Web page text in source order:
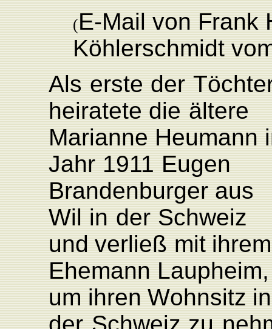
(E-Mail von Frank
Köhlerschmidt
Als erste der
heiratetedie ältere
Marianne Heumann
Jahr 1911 Eugen
Brandenburger aus
Wil in der Schweiz
und verließ mit ihrem
EhemannLaupheim,
um ihren Wohnsitz in